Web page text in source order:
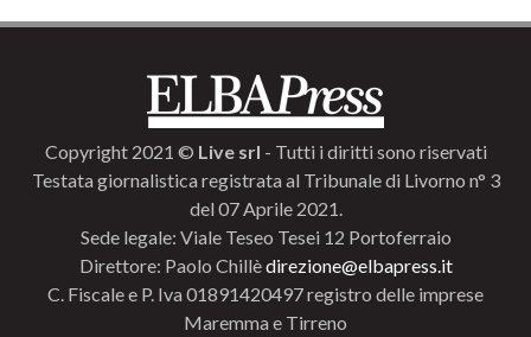
Copyright 2021 © Live srl - Tutti i diritti sono riservati
Testata giornalistica registrata al Tribunale di Livorno n° 3
del 07 Aprile 2021.
Sede legale: Viale Teseo Tesei 12 Portoferraio
Direttore: Paolo Chillèdirezione@elbapress.it
C. Fiscale e P. Iva 01891420497 registro delle imprese
Maremma e Tirreno